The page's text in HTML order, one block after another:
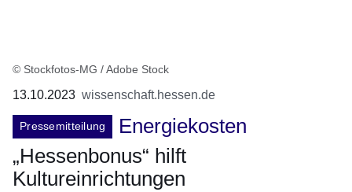
© Stockfotos-MG / Adobe Stock
13.10.2023 wissenschaft.hessen.de
Pressemitteilung
Energiekosten
„Hessenbonus“ hilft
Kultureinrichtungen